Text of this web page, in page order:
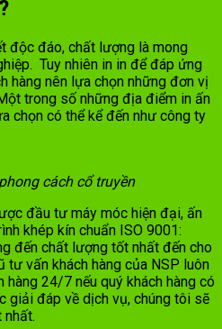
độc đáo, chất lượng là mong
Tuy nhiên in in để đáp ứng
hàng nên lựa chọn những đơn vị
trong số những địa điểm in ấn
chọn có thể kể đến như công ty
cách cổ truyền
đầu tư máy móc hiện đại, ấn
khép kín chuẩn ISO 9001:
đến chất lượng tốt nhất đến cho
tư vấn khách hàng của NSP luôn
24/7 nếu quý khách hàng có
giải đáp về dịch vụ, chúng tôi sẽ
nhất.